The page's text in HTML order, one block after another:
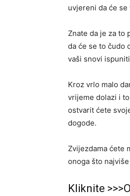
uvjereni da će
Znate da je za to
da će se to čudo
vaši snovi
Kroz vrlo malo
vrijeme dolazi i
ostvarit ćete
dogode.
Zvijezdama ćete
onoga što
Kliknite